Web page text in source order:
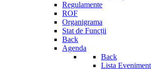
Regulamente
ROF
Organigrama
Stat de Funcții
Back
Agenda
Back
Lista